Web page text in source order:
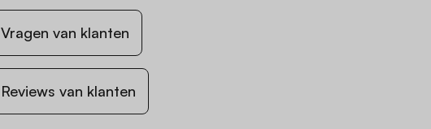
Vragen van klanten
Reviews van klanten